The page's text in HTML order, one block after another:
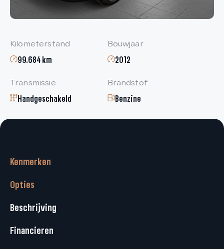
CONTACT
Kilometerstand
99.684 km
Bouwjaar
2012
Transmissie
Handgeschakeld
Brandstof
Benzine
Kenmerken
Opties
Beschrijving
Financieren